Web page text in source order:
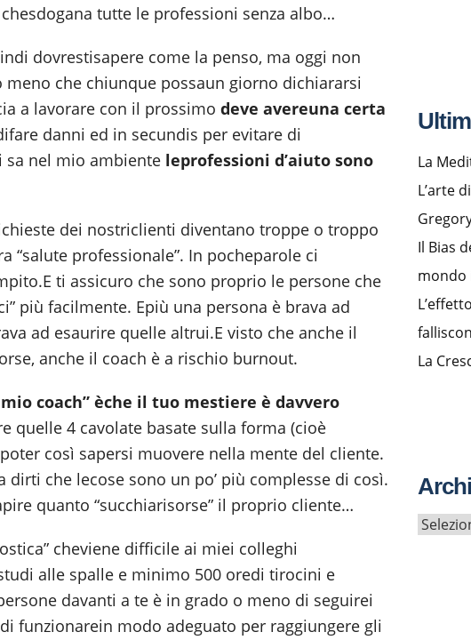
tutte le professioni senza albo…
dovrestisapere come la penso, ma oggi non
che chiunque possaun giorno dichiararsi
a lavorare con il prossimo deve avereuna certa
danni ed in secundis per evitare di
sa nel mio ambiente leprofessioni d’aiuto sono
dei nostriclienti diventano troppe o troppo
“salute professionale”. In pocheparole ci
ti assicuro che sono proprio le persone che
più facilmente. Epiù una persona è brava ad
ad esaurire quelle altrui.E visto che anche il
anche il coach è a rischio burnout.
coach” èche il tuo mestiere è davvero
quelle 4 cavolate basate sulla forma (cioè
così sapersi muovere nella mente del cliente.
dirti che lecose sono un po’ più complesse di così.
quanto “succhiarisorse” il proprio cliente…
cheviene difficile ai miei colleghi
alle spalle e minimo 500 oredi tirocini e
davanti a te è in grado o meno di seguirei
funzionarein modo adeguato per raggiungere gli
La
L’arte
Il Bias
mondo
La
A